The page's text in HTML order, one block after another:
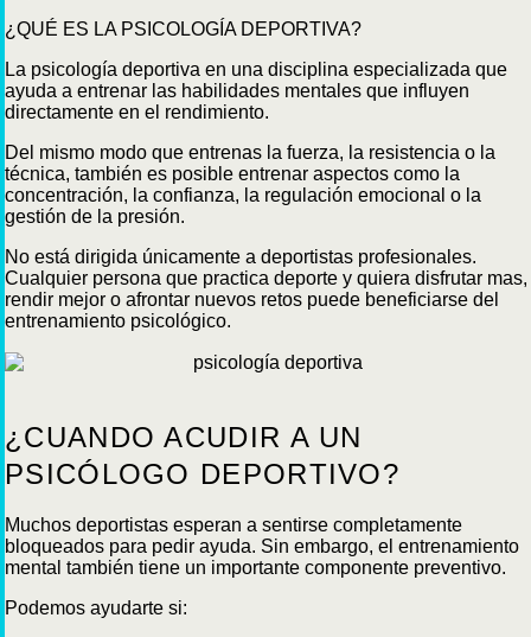
¿QUÉ ES LA PSICOLOGÍA DEPORTIVA?
La psicología deportiva en una disciplina especializada que
ayuda a entrenar las habilidades mentales que influyen
directamente en el rendimiento.
Del mismo modo que entrenas la fuerza, la resistencia o la
técnica, también es posible entrenar aspectos como la
concentración, la confianza, la regulación emocional o la
gestión de la presión.
No está dirigida únicamente a deportistas profesionales.
Cualquier persona que practica deporte y quiera disfrutar mas,
rendir mejor o afrontar nuevos retos puede beneficiarse del
entrenamiento psicológico.
¿CUANDO ACUDIR A UN
PSICÓLOGO DEPORTIVO?
Muchos deportistas esperan a sentirse completamente
bloqueados para pedir ayuda. Sin embargo, el entrenamiento
mental también tiene un importante componente preventivo.
Podemos ayudarte si: